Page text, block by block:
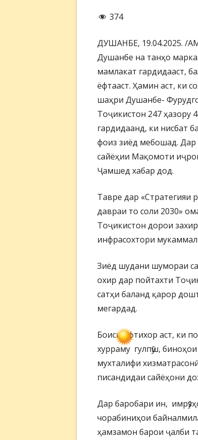
374
ДУШАНБЕ, 19.04.2025. /
Душанбе на танҳо
мамлакат гардидааст,
ёфтааст. Ҳамин аст, ки
шаҳри Душанбе-
Тоҷикистон 247 ҳазору
гардидаанд, ки нисбат
фоиз зиёд мебошад.
сайёҳии Мақомоти
Ҷамшед хабар дод.
Тавре дар «Стратегияи
давраи то соли 2030»
Тоҷикистон дорои
инфрасохтори
Зиёд шудани шумораи
охир дар пойтахти
сатҳи баланд қарор
мегардад.
Боиси ифтихор аст, ки
хурраму гулпӯш,
мухталифи
писандидаи сайёҳони
Дар баробари ин,
чорабиниҳои
ҳамзамон барои ҷалби